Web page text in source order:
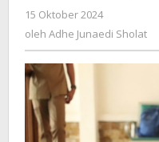
15 Oktober 2024
Adhe
oleh Adhe Junaedi Sholat